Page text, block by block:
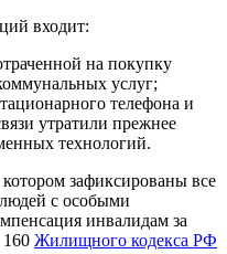
входит:
на покупку
услуг;
телефона и
утратили прежнее
технологий.
зафиксированы все
с особыми
инвалидам за
160 Жилищного кодекса РФ